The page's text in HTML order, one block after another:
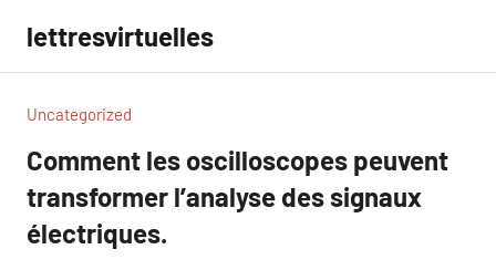
contenu
lettresvirtuelles
Uncategorized
Comment les oscilloscopes peuvent
transformer l’analyse des signaux
électriques.